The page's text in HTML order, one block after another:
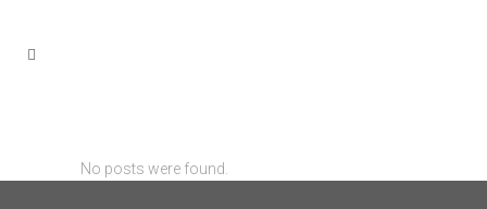
No posts were found.